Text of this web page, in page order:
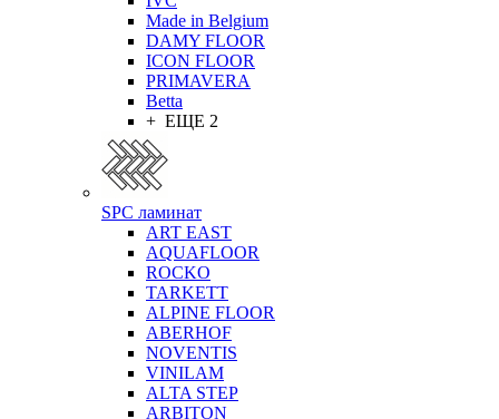
Made in Belgium
DAMY FLOOR
ICON FLOOR
PRIMAVERA
Betta
+ ЕЩЕ 2
SPC ламинат
ART EAST
AQUAFLOOR
ROCKO
TARKETT
ALPINE FLOOR
ABERHOF
NOVENTIS
VINILAM
ALTA STEP
ARBITON